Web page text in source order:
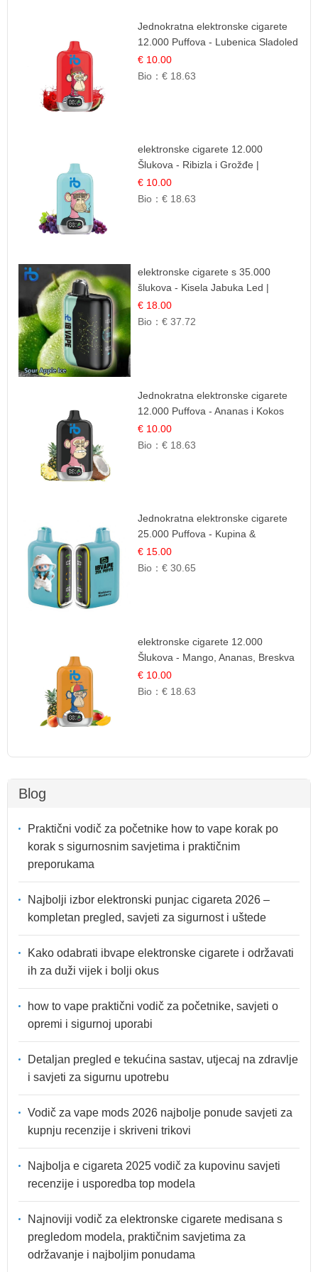
Jednokratna elektronske cigarete
12.000 Puffova - Lubenica Sladoled
| Ljetna Desertna Aroma
€ 10.00
Bio：€ 18.63
elektronske cigarete 12.000
Šlukova - Ribizla i Grožđe |
Elegantna Voćna Kombinacija
€ 10.00
Bio：€ 18.63
elektronske cigarete s 35.000
šlukova - Kisela Jabuka Led |
Osježavajući Kiselo-Slatki Okus
€ 18.00
Bio：€ 37.72
Jednokratna elektronske cigarete
12.000 Puffova - Ananas i Kokos
Sladoled | Tropski Desert
€ 10.00
Bio：€ 18.63
Jednokratna elektronske cigarete
25.000 Puffova - Kupina &
Borovnica | Šumska Voćna
Mješavina
€ 15.00
Bio：€ 30.65
elektronske cigarete 12.000
Šlukova - Mango, Ananas, Breskva
| Tropska Voćna Mješavina
€ 10.00
Bio：€ 18.63
Blog
Praktični vodič za početnike how to vape korak po
korak s sigurnosnim savjetima i praktičnim
preporukama
Najbolji izbor elektronski punjac cigareta 2026 –
kompletan pregled, savjeti za sigurnost i uštede
Kako odabrati ibvape elektronske cigarete i održavati
ih za duži vijek i bolji okus
how to vape praktični vodič za početnike, savjeti o
opremi i sigurnoj uporabi
Detaljan pregled e tekućina sastav, utjecaj na zdravlje
i savjeti za sigurnu upotrebu
Vodič za vape mods 2026 najbolje ponude savjeti za
kupnju recenzije i skriveni trikovi
Najbolja e cigareta 2025 vodič za kupovinu savjeti
recenzije i usporedba top modela
Najnoviji vodič za elektronske cigarete medisana s
pregledom modela, praktičnim savjetima za
održavanje i najboljim ponudama